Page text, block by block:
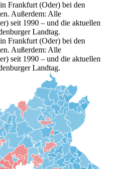
Frankfurt (Oder) bei den
Außerdem: Alle
seit 1990 – und die aktuellen
Landtag.
Frankfurt (Oder) bei den
Außerdem: Alle
seit 1990 – und die aktuellen
Landtag.